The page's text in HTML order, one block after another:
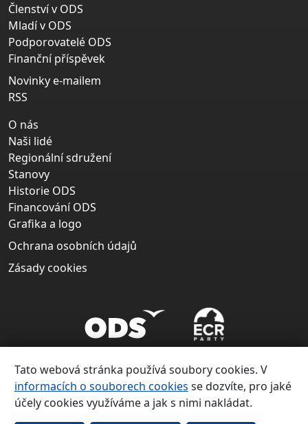
Členství v ODS
Mladí v ODS
Podporovatelé ODS
Finanční příspěvek
Novinky e-mailem
RSS
O nás
Naši lidé
Regionální sdružení
Stanovy
Historie ODS
Financování ODS
Grafika a logo
Ochrana osobních údajů
Zásady cookies
Copyright ©
Tato webová stránka používá soubory cookies. V
informacích o souborech cookies se dozvíte, pro jaké
účely cookies využíváme a jak s nimi nakládat.